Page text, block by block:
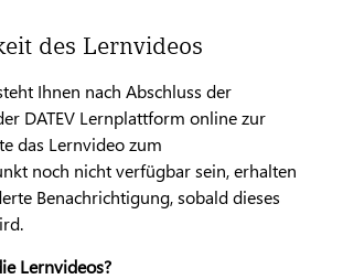
des Lernvideos
Ihnen nach Abschluss der
DATEV Lernplattform online zur
das Lernvideo zum
noch nicht verfügbar sein, erhalten
Benachrichtigung, sobald dieses
Lernvideos?